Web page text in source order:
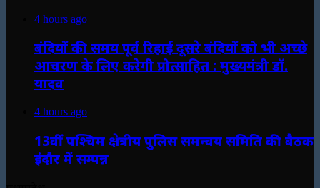
4 hours ago
बंदियों की समय पूर्व रिहाई दूसरे बंदियों को भी अच्छे
आचरण के लिए करेगी प्रोत्साहित : मुख्यमंत्री डॉ.
यादव
4 hours ago
13वीं पश्चिम क्षेत्रीय पुलिस समन्वय समिति की बैठक
इंदौर में सम्पन्न